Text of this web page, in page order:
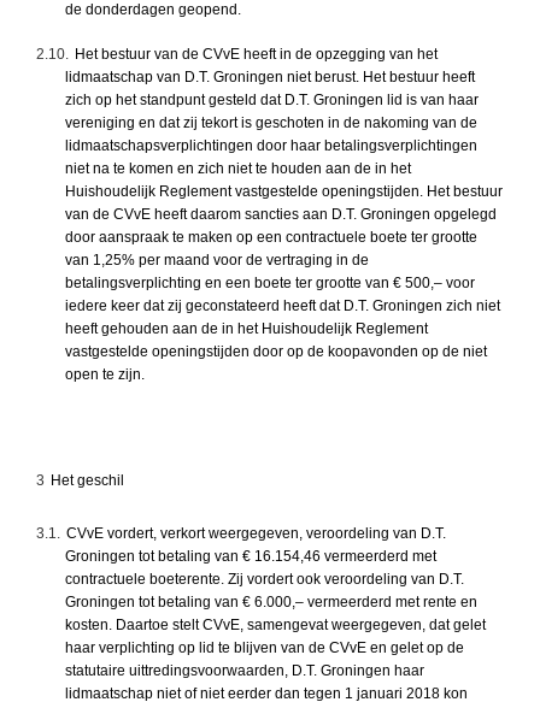
de donderdagen geopend.
2.10. Het bestuur van de CVvE heeft in de opzegging van het
lidmaatschap van D.T. Groningen niet berust. Het bestuur heeft
zich op het standpunt gesteld dat D.T. Groningen lid is van haar
vereniging en dat zij tekort is geschoten in de nakoming van de
lidmaatschapsverplichtingen door haar betalingsverplichtingen
niet na te komen en zich niet te houden aan de in het
Huishoudelijk Reglement vastgestelde openingstijden. Het bestuur
van de CVvE heeft daarom sancties aan D.T. Groningen opgelegd
door aanspraak te maken op een contractuele boete ter grootte
van 1,25% per maand voor de vertraging in de
betalingsverplichting en een boete ter grootte van € 500,– voor
iedere keer dat zij geconstateerd heeft dat D.T. Groningen zich niet
heeft gehouden aan de in het Huishoudelijk Reglement
vastgestelde openingstijden door op de koopavonden op de niet
open te zijn.
3 Het geschil
3.1. CVvE vordert, verkort weergegeven, veroordeling van D.T.
Groningen tot betaling van € 16.154,46 vermeerderd met
contractuele boeterente. Zij vordert ook veroordeling van D.T.
Groningen tot betaling van € 6.000,– vermeerderd met rente en
kosten. Daartoe stelt CVvE, samengevat weergegeven, dat gelet
haar verplichting op lid te blijven van de CVvE en gelet op de
statutaire uittredingsvoorwaarden, D.T. Groningen haar
lidmaatschap niet of niet eerder dan tegen 1 januari 2018 kon